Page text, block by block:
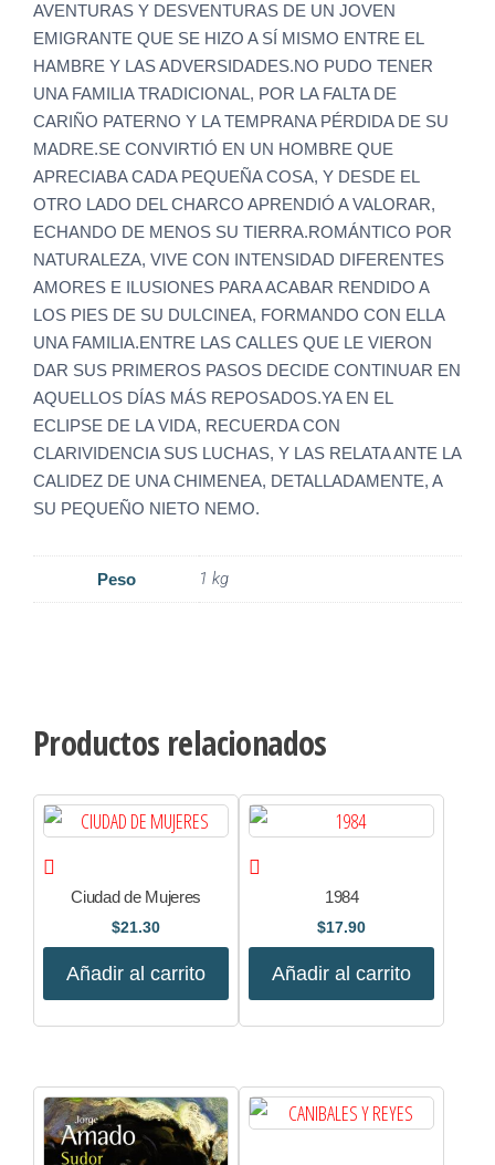
AVENTURAS Y DESVENTURAS DE UN JOVEN
EMIGRANTE QUE SE HIZO A SÍ MISMO ENTRE EL
HAMBRE Y LAS ADVERSIDADES.NO PUDO TENER
UNA FAMILIA TRADICIONAL, POR LA FALTA DE
CARIÑO PATERNO Y LA TEMPRANA PÉRDIDA DE SU
MADRE.SE CONVIRTIÓ EN UN HOMBRE QUE
APRECIABA CADA PEQUEÑA COSA, Y DESDE EL
OTRO LADO DEL CHARCO APRENDIÓ A VALORAR,
ECHANDO DE MENOS SU TIERRA.ROMÁNTICO POR
NATURALEZA, VIVE CON INTENSIDAD DIFERENTES
AMORES E ILUSIONES PARA ACABAR RENDIDO A
LOS PIES DE SU DULCINEA, FORMANDO CON ELLA
UNA FAMILIA.ENTRE LAS CALLES QUE LE VIERON
DAR SUS PRIMEROS PASOS DECIDE CONTINUAR EN
AQUELLOS DÍAS MÁS REPOSADOS.YA EN EL
ECLIPSE DE LA VIDA, RECUERDA CON
CLARIVIDENCIA SUS LUCHAS, Y LAS RELATA ANTE LA
CALIDEZ DE UNA CHIMENEA, DETALLADAMENTE, A
SU PEQUEÑO NIETO NEMO.
Peso 1 kg
Productos relacionados
Ciudad de Mujeres
$21.30
Añadir al carrito
1984
$17.90
Añadir al carrito